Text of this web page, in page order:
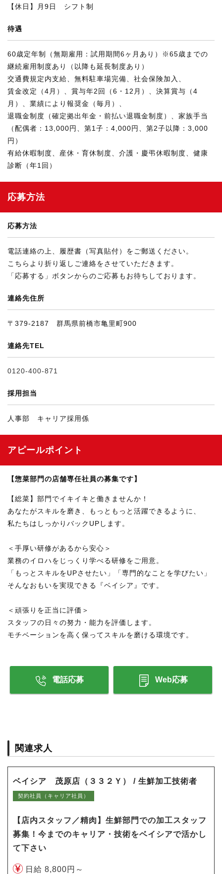
【休日】月9日 シフト制
待遇
60歳定年制（無期雇用：試用期間6ヶ月あり）※65歳までの
継続雇用制度あり（以降も延長制度あり）
交通費規定内支給、無料駐車場完備、社会保険加入、
賃金改定（4月）、賞与年2回（6・12月）、決算賞与（4
月）、業績により報奨金（毎月）、
退職金制度（確定拠出年金・前払い退職金制度）、家族手当
（配偶者：13,000円、第1子：4,000円、第2子以降：3,000
円）
有給休暇制度、産休・育休制度、介護・慶弔休暇制度、健康
診断（年1回）
応募方法
応募方法
電話連絡の上、履歴書（写真貼付）をご郵送ください。
こちらより折り返しご連絡をさせていただきます。
「応募する」ボタンからのご応募もお待ちしております。
連絡先住所
〒379-2187 群馬県前橋市亀里町900
連絡先TEL
0120-400-871
採用担当
人事部 キャリア採用係
アピールポイント
【惣菜部門の店舗専任社員の募集です】
【総菜】部門でイキイキと働きませんか！
あなたがスキルを磨き、もっともっと活躍できるように、
私たちはしっかりバックUPします。
＜手厚い研修があるから安心＞
業務のイロハをじっくり学べる研修をご用意。
「もっとスキルをUPさせたい」「専門的なことを学びたい」
そんなおもいを実現できる『ベイシア』です。
＜頑張りを正当に評価＞
スタッフの日々の努力・能力を評価します。
モチベーションを高く保ってスキルを磨ける環境です。
電話応募 Web応募
関連求人
ベイシア 茂原店（３３２Ｙ） / 生鮮加工技術者
契約社員（キャリア社員）
【店内スタッフ／精肉】生鮮部門での加工スタッフ
募集！今までのキャリア・技術をベイシアで活かし
て下さい
日給 8,800円～